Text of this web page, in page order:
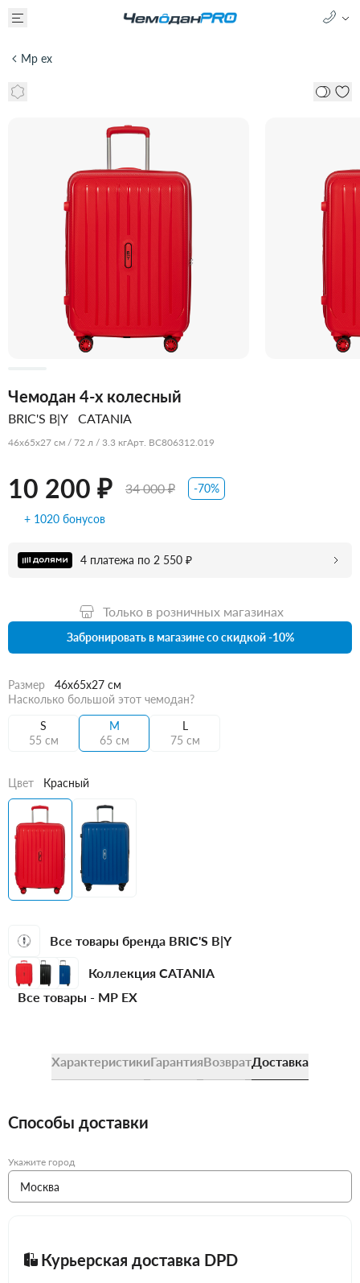
Mp ex
Чемодан 4-х колесный
BRIC'S B|Y CATANIA
46x65x27 см / 72 л / 3.3 кгАрт. BC806312.019
10 200 ₽ 34 000 ₽ -70%
+ 1020 бонусов
4 платежа по 2 550 ₽
Только в розничных магазинах
Забронировать в магазине со скидкой -10%
Размер
46x65x27 см
Насколько большой этот чемодан?
S
55 см
M
65 см
L
75 см
Цвет Красный
Все товары бренда BRIC'S B|Y
Коллекция CATANIA
Все товары - MP EX
ХарактеристикиГарантияВозвратДоставка
Способы доставки
Укажите город
Курьерская доставка DPD